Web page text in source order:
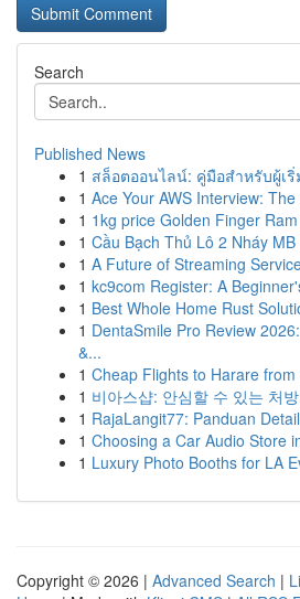
Search
Published News
1 สล็อตออนไลน์: คู่มือสำหรับผู้เ
1 Ace Your AWS Interview:
1 1kg price Golden Finger
1 Cầu Bạch Thủ Lô 2 Nháy
1 A Future of Streaming
1 kc9com Register: A
1 Best Whole Home Rust
1 DentaSmile Pro Review
&...
1 Cheap Flights to Harare from
1 비아스샵: 안심할 수 있는 처
1 RajaLangit77: Panduan
1 Choosing a Car Audio Store
1 Luxury Photo Booths for LA
Copyright © 2026 | Advanced Search |